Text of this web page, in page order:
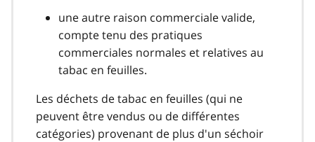
une autre raison commerciale valide,
compte tenu des pratiques
commerciales normales et relatives au
tabac en feuilles.
Les déchets de tabac en feuilles (qui ne
peuvent être vendus ou de différentes
catégories) provenant de plus d'un séchoir